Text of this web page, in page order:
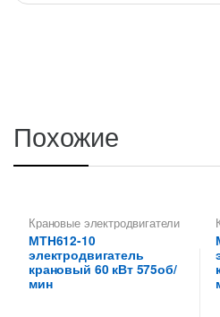
Похожие
Крановые электродвигатели
МТH612-10
электродвигатель
крановый 60 кВт 575об/
мин